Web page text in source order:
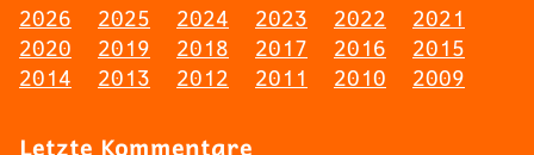
2026 2025 2024 2023 2022
2021
2020
2019 2018 2017 2016
2015
2014
2013 2012 2011 2010 2009
Letzte Kommentare